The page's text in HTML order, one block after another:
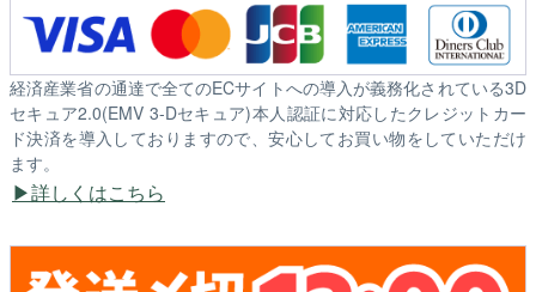
経済産業省の通達で全てのECサイトへの導入が義務化されている3D
セキュア2.0(EMV 3-Dセキュア)本人認証に対応したクレジットカー
ド決済を導入しておりますので、安心してお買い物をしていただけ
ます。
詳しくはこちら